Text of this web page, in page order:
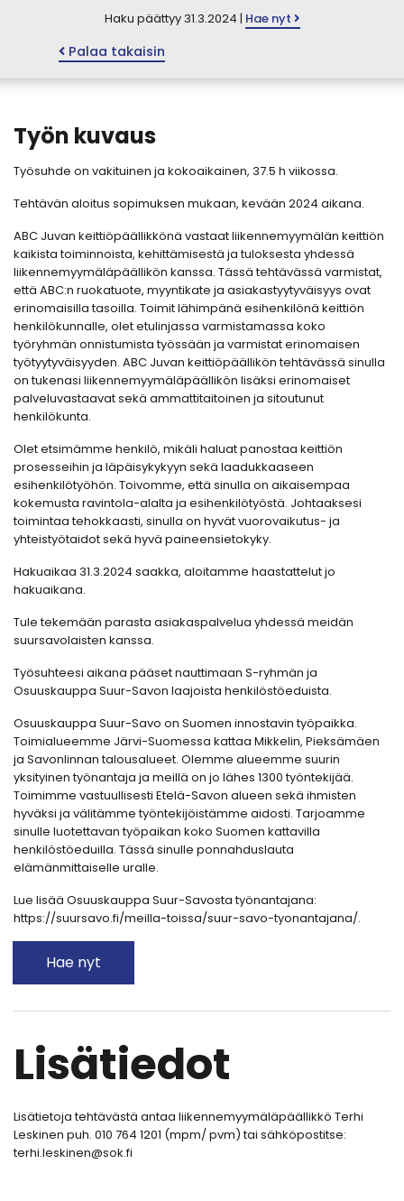
Haku päättyy 31.3.2024 | Hae nyt
Palaa takaisin
Työn kuvaus
Työsuhde on vakituinen ja kokoaikainen, 37.5 h viikossa.
Tehtävän aloitus sopimuksen mukaan, kevään 2024 aikana.
ABC Juvan keittiöpäällikkönä vastaat liikennemyymälän keittiön
kaikista toiminnoista, kehittämisestä ja tuloksesta yhdessä
liikennemyymäläpäällikön kanssa. Tässä tehtävässä varmistat,
että ABC:n ruokatuote, myyntikate ja asiakastyytyväisyys ovat
erinomaisilla tasoilla. Toimit lähimpänä esihenkilönä keittiön
henkilökunnalle, olet etulinjassa varmistamassa koko
työryhmän onnistumista työssään ja varmistat erinomaisen
työtyytyväisyyden. ABC Juvan keittiöpäällikön tehtävässä sinulla
on tukenasi liikennemyymäläpäällikön lisäksi erinomaiset
palveluvastaavat sekä ammattitaitoinen ja sitoutunut
henkilökunta.
Olet etsimämme henkilö, mikäli haluat panostaa keittiön
prosesseihin ja läpäisykykyyn sekä laadukkaaseen
esihenkilötyöhön. Toivomme, että sinulla on aikaisempaa
kokemusta ravintola-alalta ja esihenkilötyöstä. Johtaaksesi
toimintaa tehokkaasti, sinulla on hyvät vuorovaikutus- ja
yhteistyötaidot sekä hyvä paineensietokyky.
Hakuaikaa 31.3.2024 saakka, aloitamme haastattelut jo
hakuaikana.
Tule tekemään parasta asiakaspalvelua yhdessä meidän
suursavolaisten kanssa.
Työsuhteesi aikana pääset nauttimaan S-ryhmän ja
Osuuskauppa Suur-Savon laajoista henkilöstöeduista.
Osuuskauppa Suur-Savo on Suomen innostavin työpaikka.
Toimialueemme Järvi-Suomessa kattaa Mikkelin, Pieksämäen
ja Savonlinnan talousalueet. Olemme alueemme suurin
yksityinen työnantaja ja meillä on jo lähes 1300 työntekijää.
Toimimme vastuullisesti Etelä-Savon alueen sekä ihmisten
hyväksi ja välitämme työntekijöistämme aidosti. Tarjoamme
sinulle luotettavan työpaikan koko Suomen kattavilla
henkilöstöeduilla. Tässä sinulle ponnahduslauta
elämänmittaiselle uralle.
Lue lisää Osuuskauppa Suur-Savosta työnantajana:
https://suursavo.fi/meilla-toissa/suur-savo-tyonantajana/.
Hae nyt
Lisätiedot
Lisätietoja tehtävästä antaa liikennemyymäläpäällikkö Terhi
Leskinen puh. 010 764 1201 (mpm/ pvm) tai sähköpostitse:
terhi.leskinen@sok.fi